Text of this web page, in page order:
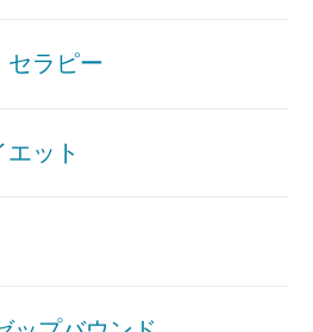
セラピー
エット